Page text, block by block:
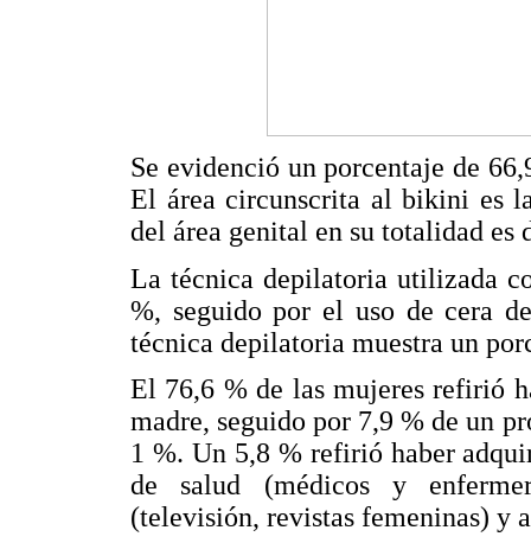
Se evidenció un porcentaje de
El área circunscrita al bikini es
del área genital en su totalidad es
La técnica depilatoria utilizada
%, seguido por el uso de cera
técnica depilatoria muestra un
El 76,6 % de las mujeres refirió
madre, seguido por 7,9 % de un
1 %. Un 5,8 % refirió haber
de salud (médicos y
(televisión, revistas femeninas) y